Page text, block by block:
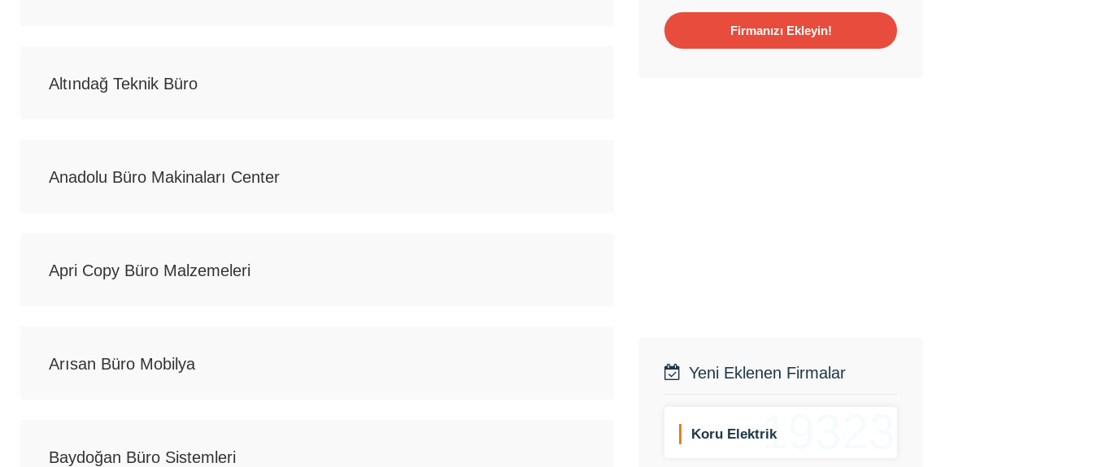
Altındağ Teknik Büro
Anadolu Büro Makinaları Center
Apri Copy Büro Malzemeleri
Arısan Büro Mobilya
Baydoğan Büro Sistemleri
Firmanızı Ekleyin!
Yeni Eklenen Firmalar
19323
Koru Elektrik